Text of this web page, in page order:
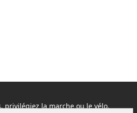
privilégiez la marche ou le vélo.